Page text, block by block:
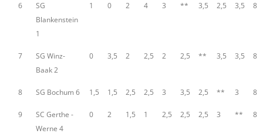
6
SG
Blankenstein
1
1 0 2 4 3 ** 3,5 2,5 3,5 8
7
SG Winz-
Baak 2
0 3,5 2 2,5 2 2,5 ** 3,5 3,5 8
8 SG Bochum 6 1,5 1,5 2,5 2,5 3 3,5 2,5 ** 3 8
9
SC Gerthe -
Werne 4
0 2 1,5 1 2,5 2,5 2,5 3 ** 8